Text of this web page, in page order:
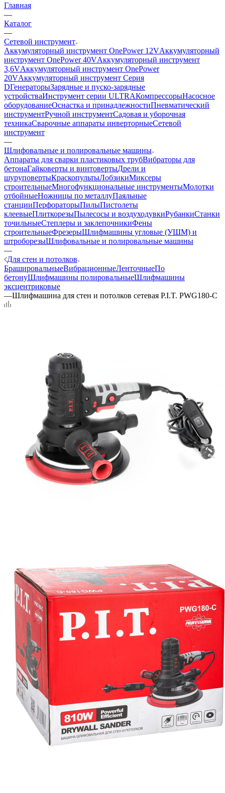
Главная
—
Каталог
—
Сетевой инструмент
Аккумуляторный инструмент OnePower 12VАккумуляторный
инструмент OnePower 40VАккумуляторный инструмент
3,6VАккумуляторный инструмент OnePower
20VАккумуляторный инструмент Серия
DГенераторыЗарядные и пуско-зарядные
устройстваИнструмент серии ULTRAКомпрессорыНасосное
оборудованиеОснастка и принадлежностиПневматический
инструментРучной инструментСадовая и уборочная
техникаСварочные аппараты инверторныеСетевой
инструмент
—
Шлифовальные и полировальные машины
Аппараты для сварки пластиковых трубВибраторы для
бетонаГайковерты и винтовертыДрели и
шуруповертыКраскопультыЛобзикиМиксеры
строительныеМногофункциональные инструментыМолотки
отбойныеНожницы по металлуПаяльные
станцииПерфораторыПилыПистолеты
клеевыеПлиткорезыПылесосы и воздуходувкиРубанкиСтанки
точильныеСтеплеры и заклепочникиФены
строительныеФрезерыШлифмашины угловые (УШМ) и
штроборезыШлифовальные и полировальные машины
—
Для стен и потолков
БрашировальныеВибрационныеЛенточныеПо
бетонуШлифмашины полировальныеШлифмашины
эксцентриковые
—Шлифмашина для стен и потолков сетевая P.I.T. PWG180-C